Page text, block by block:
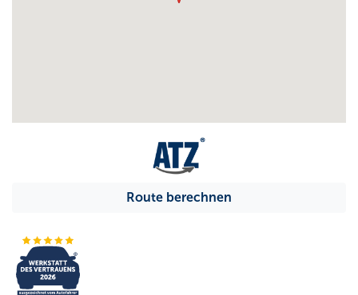
Route berechnen